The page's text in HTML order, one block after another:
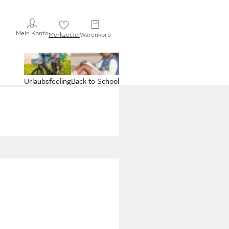
Mein KontoMerkzettelWarenkorb
Back to School
Urlaubsfeeling